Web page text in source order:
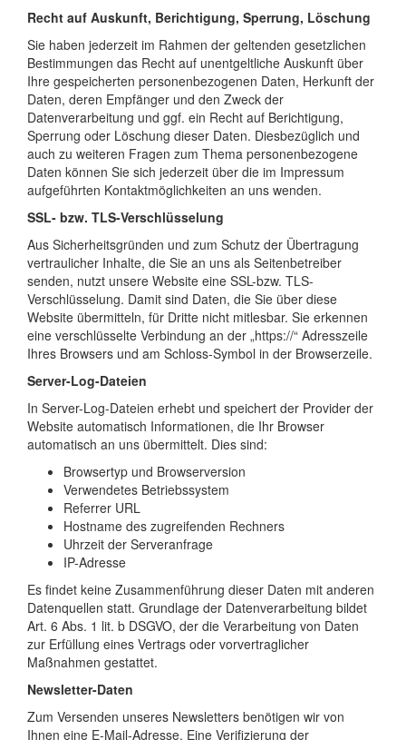
Recht auf Auskunft, Berichtigung, Sperrung, Löschung
Sie haben jederzeit im Rahmen der geltenden gesetzlichen
Bestimmungen das Recht auf unentgeltliche Auskunft über
Ihre gespeicherten personenbezogenen Daten, Herkunft der
Daten, deren Empfänger und den Zweck der
Datenverarbeitung und ggf. ein Recht auf Berichtigung,
Sperrung oder Löschung dieser Daten. Diesbezüglich und
auch zu weiteren Fragen zum Thema personenbezogene
Daten können Sie sich jederzeit über die im Impressum
aufgeführten Kontaktmöglichkeiten an uns wenden.
SSL- bzw. TLS-Verschlüsselung
Aus Sicherheitsgründen und zum Schutz der Übertragung
vertraulicher Inhalte, die Sie an uns als Seitenbetreiber
senden, nutzt unsere Website eine SSL-bzw. TLS-
Verschlüsselung. Damit sind Daten, die Sie über diese
Website übermitteln, für Dritte nicht mitlesbar. Sie erkennen
eine verschlüsselte Verbindung an der „https://“ Adresszeile
Ihres Browsers und am Schloss-Symbol in der Browserzeile.
Server-Log-Dateien
In Server-Log-Dateien erhebt und speichert der Provider der
Website automatisch Informationen, die Ihr Browser
automatisch an uns übermittelt. Dies sind:
Browsertyp und Browserversion
Verwendetes Betriebssystem
Referrer URL
Hostname des zugreifenden Rechners
Uhrzeit der Serveranfrage
IP-Adresse
Es findet keine Zusammenführung dieser Daten mit anderen
Datenquellen statt. Grundlage der Datenverarbeitung bildet
Art. 6 Abs. 1 lit. b DSGVO, der die Verarbeitung von Daten
zur Erfüllung eines Vertrags oder vorvertraglicher
Maßnahmen gestattet.
Newsletter-Daten
Zum Versenden unseres Newsletters benötigen wir von
Ihnen eine E-Mail-Adresse. Eine Verifizierung der